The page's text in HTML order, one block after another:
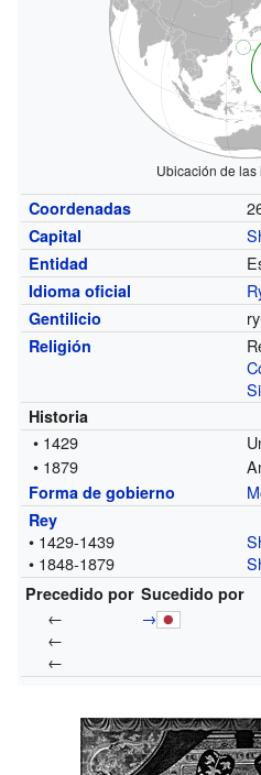
Ubicación de las
Coordenadas
Capital
Entidad
Idioma oficial
Gentilicio
Religión
Historia
• 1429
• 1879
Forma de gobierno
Rey
• 1429-1439
• 1848-1879
Precedido por Sucedido por
←
←
←
→